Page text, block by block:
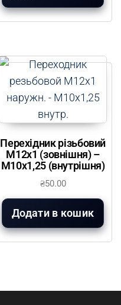
Перехідник різьбовий
М12х1 (зовнішня) –
М10х1,25 (внутрішня)
₴50.00
Додати в кошик